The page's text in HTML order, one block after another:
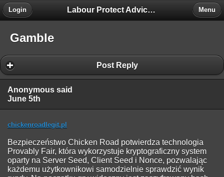
Labour Protect Advice Forum
Login Menu
Gamble
Post Reply
Anonymous said
June 5th
chickenroadlegit.pl
Bezpieczeństwo Chicken Road potwierdza technologia
Provably Fair, która wykorzystuje kryptograficzny system
oparty na Server Seed, Client Seed i Nonce, pozwalając
każdemu użytkownikowi samodzielnie sprawdzić wynik